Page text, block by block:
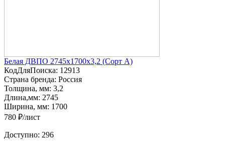
Белая ДВПО 2745х1700х3,2 (Сорт А)
КодДляПоиска: 12913
Страна бренда: Россия
Толщина, мм: 3,2
Длина,мм: 2745
Ширина, мм: 1700
780 ₽/лист
Доступно: 296